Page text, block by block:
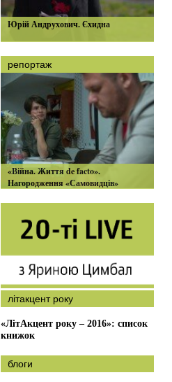
Юрій Андрухович. Єхидна
репортаж
«Війна. Життя de facto».
Нагородження «Самовидців»
літакцент року
«ЛітАкцент року – 2016»: список
книжок
блоги